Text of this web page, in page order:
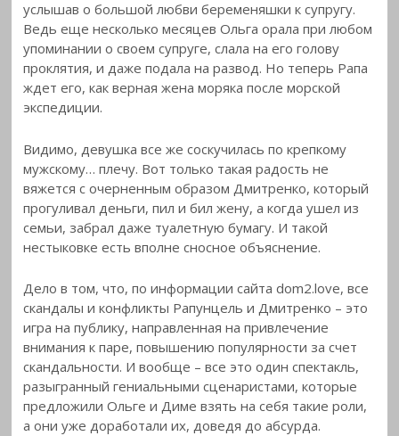
услышав о большой любви беременяшки к супругу.
Ведь еще несколько месяцев Ольга орала при любом
упоминании о своем супруге, слала на его голову
проклятия, и даже подала на развод. Но теперь Рапа
ждет его, как верная жена моряка после морской
экспедиции.
Видимо, девушка все же соскучилась по крепкому
мужскому… плечу. Вот только такая радость не
вяжется с очерненным образом Дмитренко, который
прогуливал деньги, пил и бил жену, а когда ушел из
семьи, забрал даже туалетную бумагу. И такой
нестыковке есть вполне сносное объяснение.
Дело в том, что, по информации сайта dom2.love, все
скандалы и конфликты Рапунцель и Дмитренко – это
игра на публику, направленная на привлечение
внимания к паре, повышению популярности за счет
скандальности. И вообще – все это один спектакль,
разыгранный гениальными сценаристами, которые
предложили Ольге и Диме взять на себя такие роли,
а они уже доработали их, доведя до абсурда.